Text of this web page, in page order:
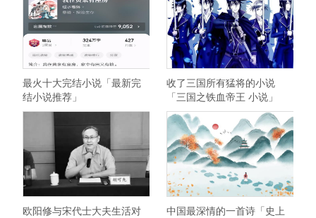
最火十大完结小说「最新完
结小说推荐」
收了三国所有猛将的小说
「三国之铁血帝王 小说」
欧阳修与宋代士大夫生活对
中国最深情的一首诗「史上